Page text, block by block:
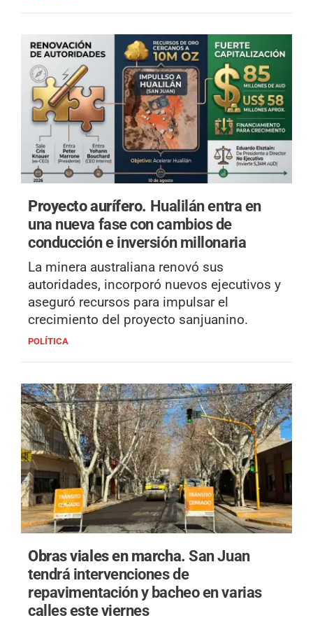
Proyecto aurífero. Hualilán entra en
una nueva fase con cambios de
conducción e inversión millonaria
La minera australiana renovó sus
autoridades, incorporó nuevos ejecutivos y
aseguró recursos para impulsar el
crecimiento del proyecto sanjuanino.
POLÍTICA
Obras viales en marcha.San Juan
tendrá intervenciones de
repavimentación y bacheo en varias
calles este viernes